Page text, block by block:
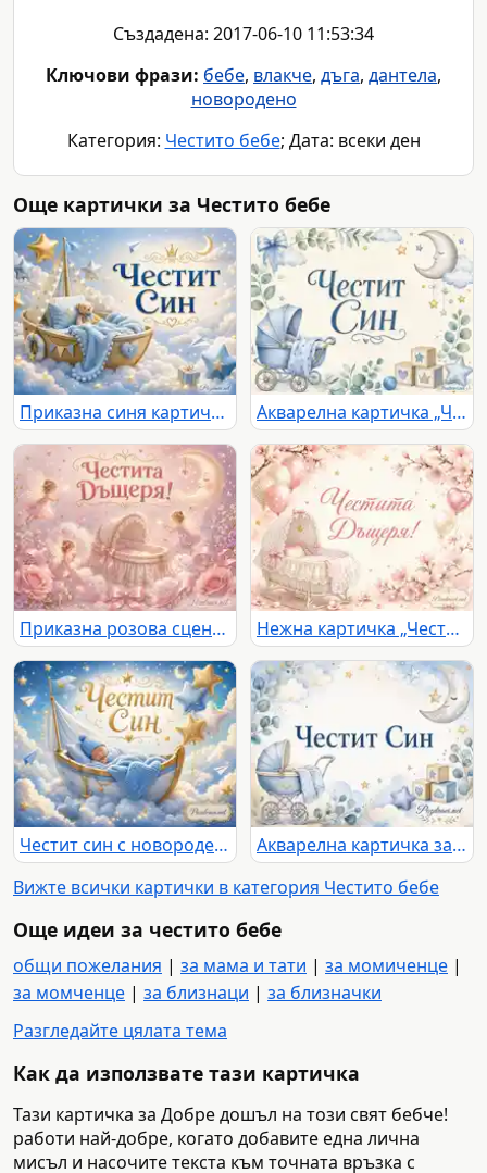
Създадена: 2017-06-10 11:53:34
Ключови фрази: бебе, влакче, дъга, дантела,
новородено
Категория: Честито бебе; Дата: всеки ден
Още картички за Честито бебе
Приказна синя картичка „Честит Син“ с бебешка люлка, мече, облаци и златни звезди Акварелна картичка „Честит Син“ с бебешка количка, луна и звезди
Приказна розова сцена с феи, бебешка люлка и надпис „Честита Дъщеря!“ Нежна картичка „Честита Дъщеря!“ с бебешка люлка, розови цветя и балони
Честит син с новородено бебе в синя люлка сред облаци, звезди и балони
Акварелна картичка за раждане на момче с надпис „Честит Син“
Вижте всички картички в категория Честито бебе
Още идеи за честито бебе
общи пожелания | за мама и тати | за момиченце |
за момченце | за близнаци | за близначки
Разгледайте цялата тема
Как да използвате тази картичка
Тази картичка за Добре дошъл на този свят бебче!
работи най-добре, когато добавите една лична
мисъл и насочите текста към точната връзка с